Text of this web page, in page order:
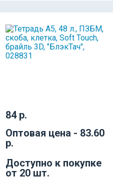
84 р.
Оптовая цена - 83.60
р.
Доступно к покупке
от 20 шт.